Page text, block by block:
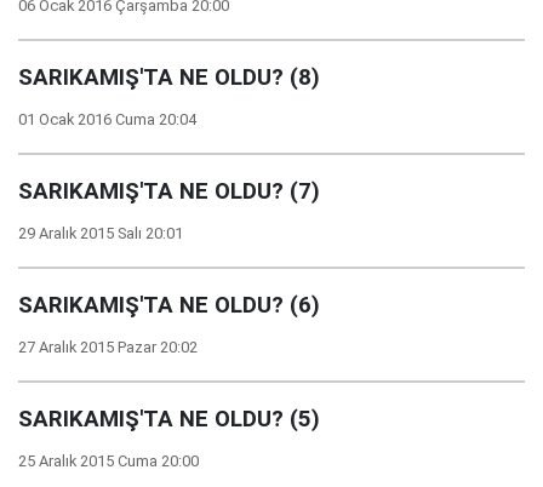
06 Ocak 2016 Çarşamba 20:00
SARIKAMIŞ'TA NE OLDU? (8)
01 Ocak 2016 Cuma 20:04
SARIKAMIŞ'TA NE OLDU? (7)
29 Aralık 2015 Salı 20:01
SARIKAMIŞ'TA NE OLDU? (6)
27 Aralık 2015 Pazar 20:02
SARIKAMIŞ'TA NE OLDU? (5)
25 Aralık 2015 Cuma 20:00